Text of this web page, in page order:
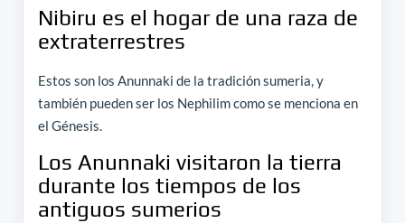
Nibiru es el hogar de una raza de
extraterrestres
Estos son los Anunnaki de la tradición sumeria, y
también pueden ser los Nephilim como se menciona en
el Génesis.
Los Anunnaki visitaron la tierra
durante los tiempos de los
antiguos sumerios